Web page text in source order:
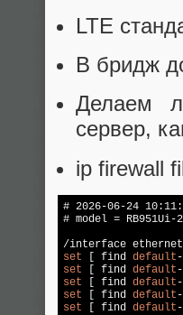
LTE
В бридж
Делаем
сервер,
ip firewall
# 2026-06-24
# model = RB951Ui-
set [ find default -
set [ find default -
set [ find default -
set [ find default -
set [ find default -